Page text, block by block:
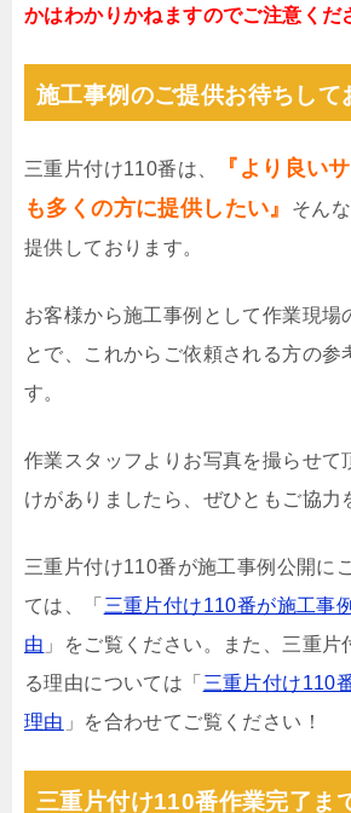
かはわかりかねますのでご注意くだ
施工事例のご提供お待ちして
三重片付け110番は、
『より良い
も多くの方に提供したい』
そん
提供しております。
お客様から施工事例として作業現場
とで、これからご依頼される方の参
す。
作業スタッフよりお写真を撮らせて
けがありましたら、ぜひともご協力
三重片付け110番が施工事例公開に
ては、「 三重片付け110番が施工事
由 」をご覧ください。また、三重
る理由については「 三重片付け110
理由 」を合わせてご覧ください！
三重片付け110番作業完了ま